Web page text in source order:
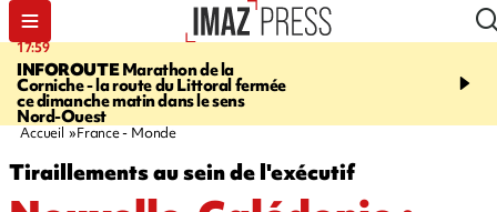
17:59
INFOROUTEMarathon de la
Corniche - la route du Littoral fermée
ce dimanche matin dans le sens
Nord-Ouest
07:40
1.300 coureurs sur le
Accueil France - Monde
Tiraillements au sein de l'exécutif